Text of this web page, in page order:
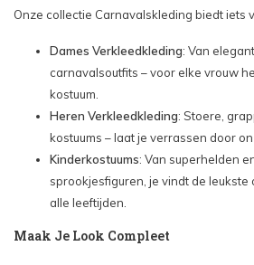
Onze collectie Carnavalskleding biedt iets
Dames Verkleedkleding: Van
carnavalsoutfits – voor elke vrouw
kostuum.
Heren Verkleedkleding: Stoere,
kostuums – laat je verrassen door
Kinderkostuums: Van superhelden
sprookjesfiguren, je vindt de
alle leeftijden.
Maak Je Look Compleet